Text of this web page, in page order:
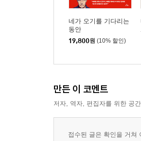
네가 오기를 기다리는
동안
19,800원 (10% 할인)
만든 이 코멘트
저자, 역자, 편집자를 위한 공
접수된 글은 확인을 거쳐